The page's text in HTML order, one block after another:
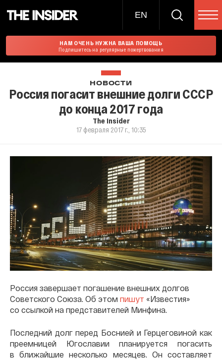
EN
НАМ ОЧЕНЬ НУЖНА ВАША ПОМОЩЬ
Подпишитесь на регулярные пожертвования
НОВОСТИ
Россия погасит внешние долги СССР
до конца 2017 года
The Insider
17 февраля 2017 г., 10:35
Россия завершает погашение внешних долгов
Советского Союза. Об этом пишут «Известия»
со ссылкой на представителей Минфина.
Последний долг перед Боснией и Герцеговиной как
преемницей Югославии планируется погасить
в ближайшие несколько месяцев. Он составляет